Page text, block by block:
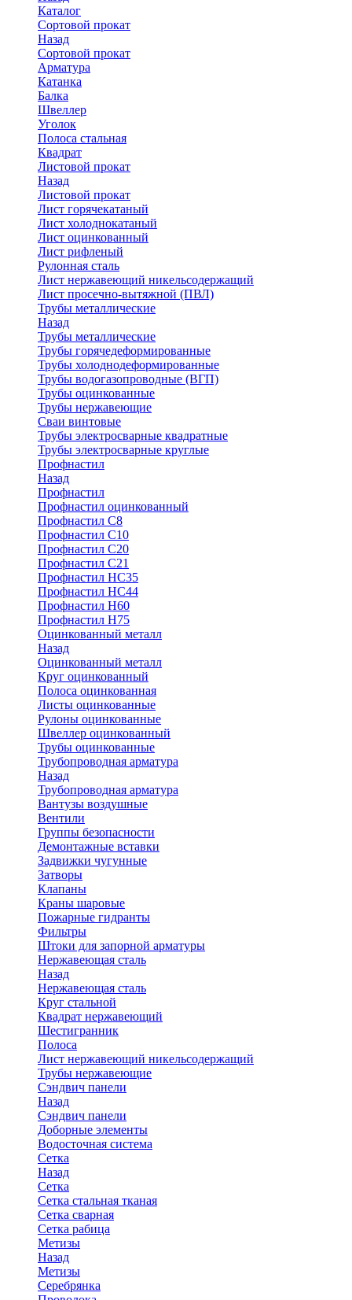
Каталог
Сортовой прокат
Назад
Сортовой прокат
Арматура
Катанка
Балка
Швеллер
Уголок
Полоса стальная
Квадрат
Листовой прокат
Назад
Листовой прокат
Лист горячекатаный
Лист холоднокатаный
Лист оцинкованный
Лист рифленый
Рулонная сталь
Лист нержавеющий никельсодержащий
Лист просечно-вытяжной (ПВЛ)
Трубы металлические
Назад
Трубы металлические
Трубы горячедеформированные
Трубы холоднодеформированные
Трубы водогазопроводные (ВГП)
Трубы оцинкованные
Трубы нержавеющие
Сваи винтовые
Трубы электросварные квадратные
Трубы электросварные круглые
Профнастил
Назад
Профнастил
Профнастил оцинкованный
Профнастил С8
Профнастил С10
Профнастил С20
Профнастил С21
Профнастил НС35
Профнастил НС44
Профнастил Н60
Профнастил Н75
Оцинкованный металл
Назад
Оцинкованный металл
Круг оцинкованный
Полоса оцинкованная
Листы оцинкованные
Рулоны оцинкованные
Швеллер оцинкованный
Трубы оцинкованные
Трубопроводная арматура
Назад
Трубопроводная арматура
Вантузы воздушные
Вентили
Группы безопасности
Демонтажные вставки
Задвижки чугунные
Затворы
Клапаны
Краны шаровые
Пожарные гидранты
Фильтры
Штоки для запорной арматуры
Нержавеющая сталь
Назад
Нержавеющая сталь
Круг стальной
Квадрат нержавеющий
Шестигранник
Полоса
Лист нержавеющий никельсодержащий
Трубы нержавеющие
Сэндвич панели
Назад
Сэндвич панели
Доборные элементы
Водосточная система
Сетка
Назад
Сетка
Сетка стальная тканая
Сетка сварная
Сетка рабица
Метизы
Назад
Метизы
Серебрянка